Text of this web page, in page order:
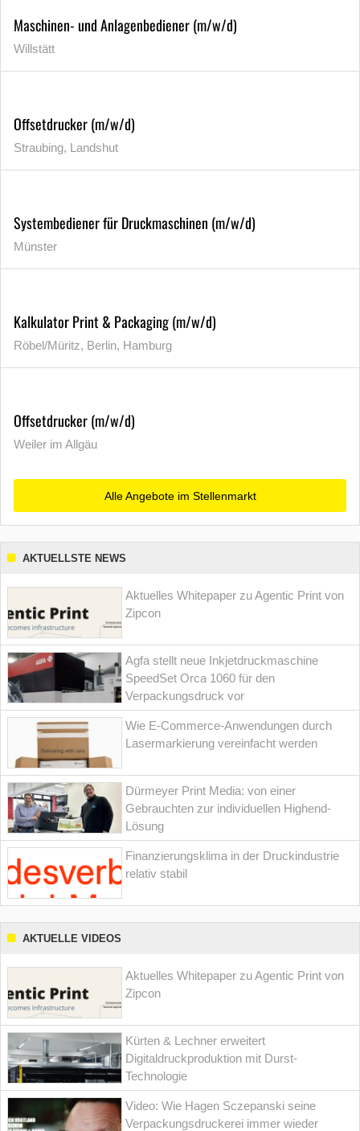
Maschinen- und Anlagenbediener (m/w/d)
Willstätt
Offsetdrucker (m/w/d)
Straubing, Landshut
Systembediener für Druckmaschinen (m/w/d)
Münster
Kalkulator Print & Packaging (m/w/d)
Röbel/Müritz, Berlin, Hamburg
Offsetdrucker (m/w/d)
Weiler im Allgäu
Alle Angebote im Stellenmarkt
AKTUELLSTE NEWS
Aktuelles Whitepaper zu Agentic Print von
Zipcon
Agfa stellt neue Inkjetdruckmaschine
SpeedSet Orca 1060 für den
Verpackungsdruck vor
Wie E-Commerce-Anwendungen durch
Lasermarkierung vereinfacht werden
Dürmeyer Print Media: von einer
Gebrauchten zur individuellen Highend-
Lösung
Finanzierungsklima in der Druckindustrie
relativ stabil
AKTUELLE VIDEOS
Aktuelles Whitepaper zu Agentic Print von
Zipcon
Kürten & Lechner erweitert
Digitaldruckproduktion mit Durst-
Technologie
Video: Wie Hagen Sczepanski seine
Verpackungsdruckerei immer wieder